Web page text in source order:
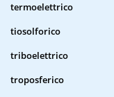
termoelettrico
tiosolforico
triboelettrico
troposferico